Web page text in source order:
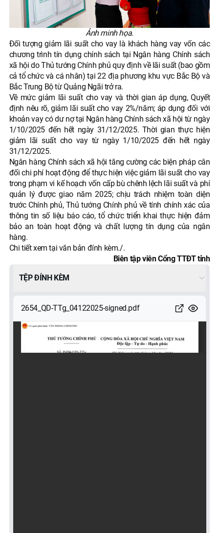
Ảnh minh họa.
Đối tượng giảm lãi suất cho vay là khách hàng vay vốn các
chương trình tín dụng chính sách tại Ngân hàng Chính sách
xã hội do Thủ tướng Chính phủ quy định về lãi suất (bao gồm
cả tổ chức và cá nhân) tại 22 địa phương khu vực Bắc Bộ và
Bắc Trung Bộ từ Quảng Ngãi trở ra.
Về mức giảm lãi suất cho vay và thời gian áp dụng, Quyết
định nêu rõ, giảm lãi suất cho vay 2%/năm; áp dụng đối với
khoản vay có dư nợ tại Ngân hàng Chính sách xã hội từ ngày
1/10/2025 đến hết ngày 31/12/2025. Thời gian thực hiện
giảm lãi suất cho vay từ ngày 1/10/2025 đến hết ngày
31/12/2025.
Ngân hàng Chính sách xã hội tăng cường các biện pháp cân
đối chi phí hoạt động để thực hiện việc giảm lãi suất cho vay
trong phạm vi kế hoạch vốn cấp bù chênh lệch lãi suất và phí
quản lý được giao năm 2025; chịu trách nhiệm toàn diện
trước Chính phủ, Thủ tướng Chính phủ về tính chính xác của
thông tin số liệu báo cáo, tổ chức triển khai thực hiện đảm
bảo an toàn hoạt động và chất lượng tín dụng của ngân
hàng.
Chi tiết xem tại văn bản đính kèm./.
Biên tập viên Cổng TTĐT tỉnh
TỆP ĐÍNH KÈM
2654_QD-TTg_04122025-signed.pdf